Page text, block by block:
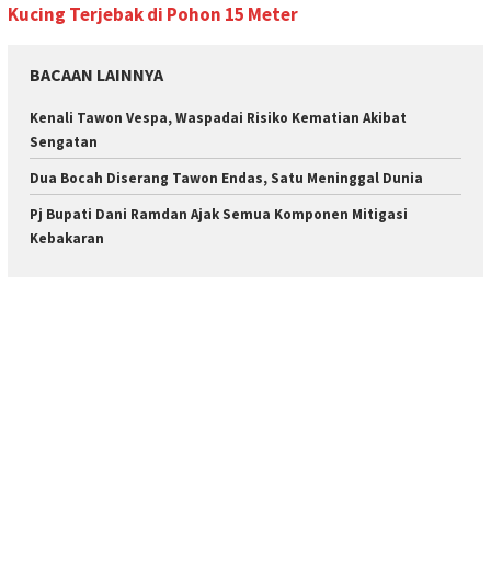
Kucing Terjebak di Pohon 15 Meter
BACAAN LAINNYA
Kenali Tawon Vespa, Waspadai Risiko Kematian Akibat
Sengatan
Dua Bocah Diserang Tawon Endas, Satu Meninggal Dunia
Pj Bupati Dani Ramdan Ajak Semua Komponen Mitigasi
Kebakaran